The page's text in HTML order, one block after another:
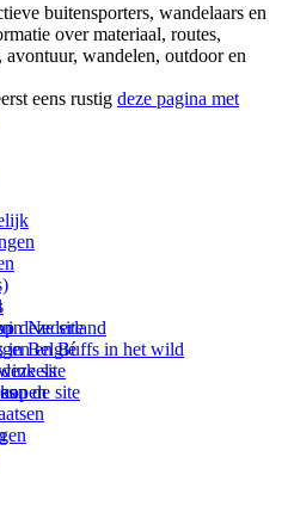
buitensporters, wandelaars en
over materiaal, routes,
wandelen, outdoor en
eens rustig deze pagina met
in Nederland
in Belgié
deze site
en Buffs in het wild
site
de site